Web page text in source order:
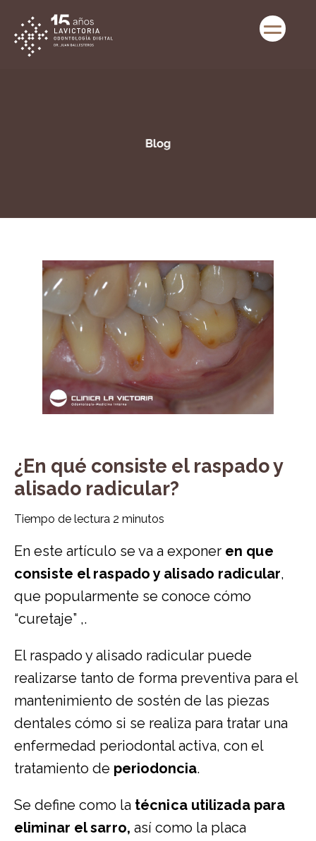
¿En qué consiste el raspado y
alisado radicular?
Tiempo de lectura 2 minutos
En este artículo se va a exponer en que
consiste el raspado y alisado radicular,
que popularmente se conoce cómo
“curetaje” ,.
El raspado y alisado radicular puede
realizarse tanto de forma preventiva para el
mantenimiento de sostén de las piezas
dentales cómo si se realiza para tratar una
enfermedad periodontal activa, con el
tratamiento de periodoncia.
Se define como la técnica utilizada para
eliminar el sarro, así como la placa